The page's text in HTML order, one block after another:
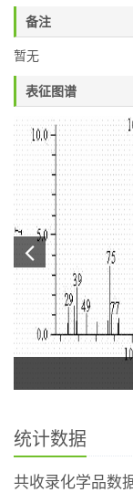
备注
暂无
表征图谱
统计数据
共收录化学品数